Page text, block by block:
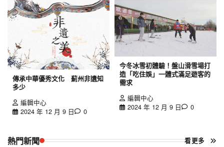
傳承中華優秀文化 薊州非遺知
多少
編輯中心
2024 年 12 月 9 日
0
今冬冰雪初體驗！盤山滑雪場打
造「吃住娛」一體式滿足遊客的
需求
編輯中心
2024 年 12 月 9 日
0
熱門新聞 看更多